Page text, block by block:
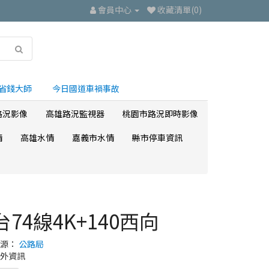
會員中心 收藏清單(0)
錢大師 今日國道車禍事故
影像 高雄路況監視器
桃園市路況即時影像
高雄水情 嘉義市水情 縣市停車資訊
74線4K+140西向
： 公路局
資訊